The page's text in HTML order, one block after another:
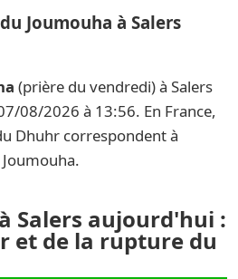
Joumouha à Salers
(prière du vendredi) à Salers
08/2026 à 13:56. En France,
Dhuhr correspondent à
Salers aujourd'hui :
et de la rupture du